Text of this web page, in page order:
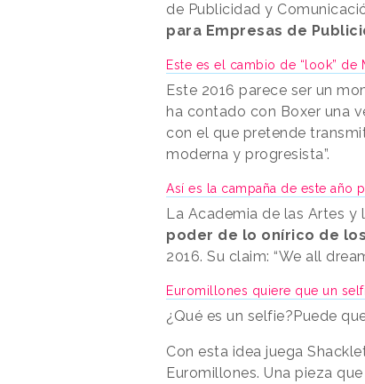
de Publicidad y
para Empresas de
Este es el cambio de “look” de
Este 2016 parece ser un
ha contado con Boxer una
con el que pretende
moderna y progresista”.
Así es la campaña de este año
La Academia de las Artes y
poder de lo onírico de
2016. Su claim: “We all
Euromillones quiere que un
¿Qué es un selfie?Puede
Con esta idea juega
Euromillones. Una pieza